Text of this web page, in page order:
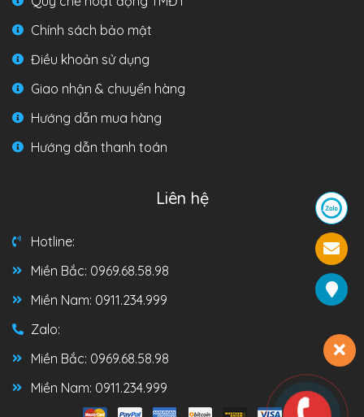
Chính sách bảo mật
Điều khoản sử dụng
Giao nhận & chuyển hàng
Hướng dẫn mua hàng
Hướng dẫn thanh toán
Liên hệ
Hotline:
Miền Bắc: 0969.68.58.98
Miền Nam: 0911.234.999
Zalo:
Miền Bắc: 0969.68.58.98
Miền Nam: 0911.234.999